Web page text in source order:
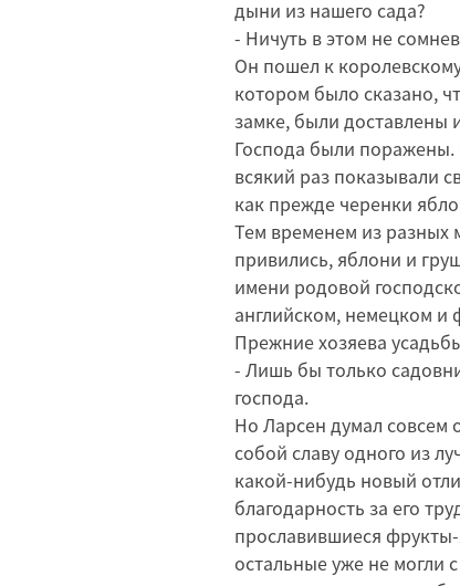
дыни из нашего сада?
- Ничуть в этом не
Он пошел к
котором было сказано,
замке, были доставлены
Господа были поражены.
всякий раз показывали
как прежде черенки
Тем временем из разных
привились, яблони и
имени родовой
английском, немецком и
Прежние хозяева
- Лишь бы только
господа.
Но Ларсен думал совсем
собой славу одного из
какой-нибудь новый
благодарность за его
прославившиеся
остальные уже не могли